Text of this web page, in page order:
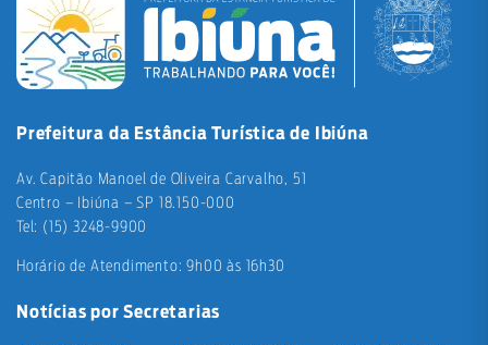
Prefeitura da Estância Turística de Ibiúna
Av. Capitão Manoel de Oliveira Carvalho, 51
Centro – Ibiúna – SP 18.150-000
Tel: (15) 3248-9900
Horário de Atendimento: 9h00 às 16h30
Notícias por Secretarias